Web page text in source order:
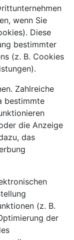
wenn Sie
Diese
bestimmter
(z. B. Cookies
Zahlreiche
bestimmte
die Anzeige
das
(z. B.
der